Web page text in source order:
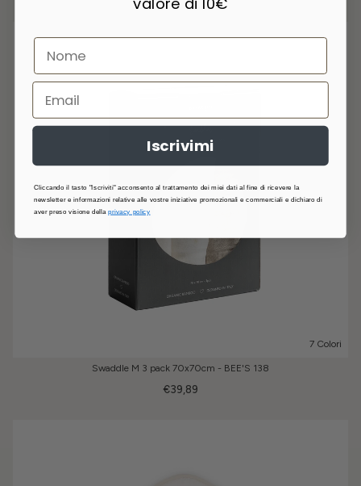
7 Colori
Swaddle M 3 pack 70x70cm - BEE'S 138
€39,89
Iscrivimi
Cliccando il tasto "Iscriviti" acconsento al trattamento dei miei dati al fine di ricevere la
newsletter e informazioni relative alle vostre iniziative promozionali e commerciali e dichiaro di
aver preso visione dellaprivacy policy